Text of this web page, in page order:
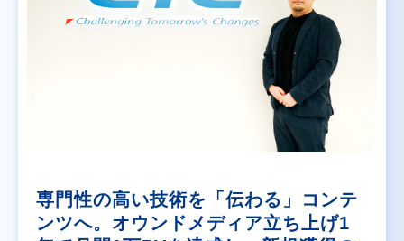
専門性の高い技術を「伝わる」コンテ
ンツへ。オウンドメディア立ち上げ1